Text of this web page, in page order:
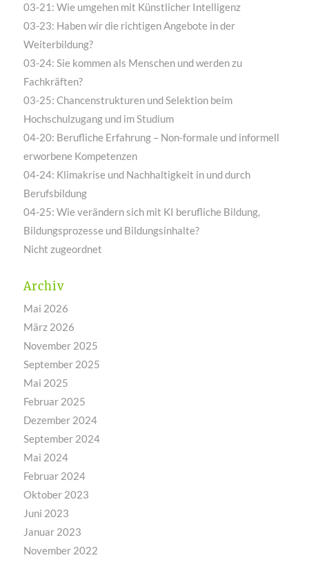
03-21: Wie umgehen mit Künstlicher Intelligenz
03-23: Haben wir die richtigen Angebote in der
Weiterbildung?
03-24: Sie kommen als Menschen und werden zu
Fachkräften?
03-25: Chancenstrukturen und Selektion beim
Hochschulzugang und im Studium
04-20: Berufliche Erfahrung – Non-formale und informell
erworbene Kompetenzen
04-24: Klimakrise und Nachhaltigkeit in und durch
Berufsbildung
04-25: Wie verändern sich mit KI berufliche Bildung,
Bildungsprozesse und Bildungsinhalte?
Nicht zugeordnet
Archiv
Mai 2026
März 2026
November 2025
September 2025
Mai 2025
Februar 2025
Dezember 2024
September 2024
Mai 2024
Februar 2024
Oktober 2023
Juni 2023
Januar 2023
November 2022